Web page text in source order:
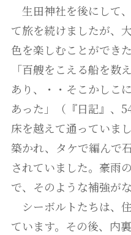
生田神社を後にして
て旅を続けましたが、
色を楽しむことができ
「百艘をこえる船を数
あり、・・そこかしこ
あった」（『日記』、
床を越えて通っていま
築かれ、タケで編んで
されていました。豪雨
で、そのような補強が
シーボルトたちは、
ています。その後、内